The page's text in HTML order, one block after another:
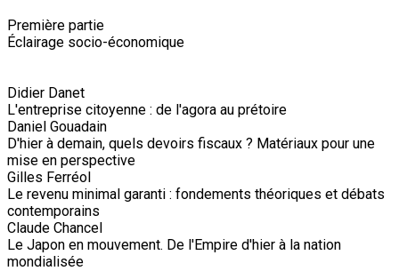
Première partie
Éclairage socio-économique
Didier Danet
L'entreprise citoyenne : de l'agora au prétoire
Daniel Gouadain
D'hier à demain, quels devoirs fiscaux ? Matériaux pour une
mise en perspective
Gilles Ferréol
Le revenu minimal garanti : fondements théoriques et débats
contemporains
Claude Chancel
Le Japon en mouvement. De l'Empire d'hier à la nation
mondialisée